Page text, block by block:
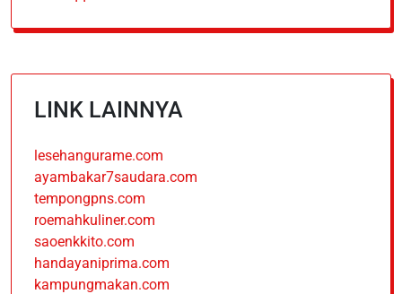
LINK LAINNYA
lesehangurame.com
ayambakar7saudara.com
tempongpns.com
roemahkuliner.com
saoenkkito.com
handayaniprima.com
kampungmakan.com